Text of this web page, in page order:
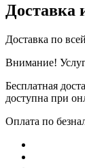
Доставка
Доставка по
Внимание!
Бесплатная
доступна при
Оплата по